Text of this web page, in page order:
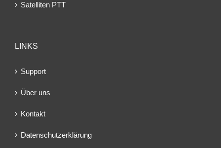
Satelliten PTT
LINKS
Support
Über uns
Kontakt
Datenschutzerklärung